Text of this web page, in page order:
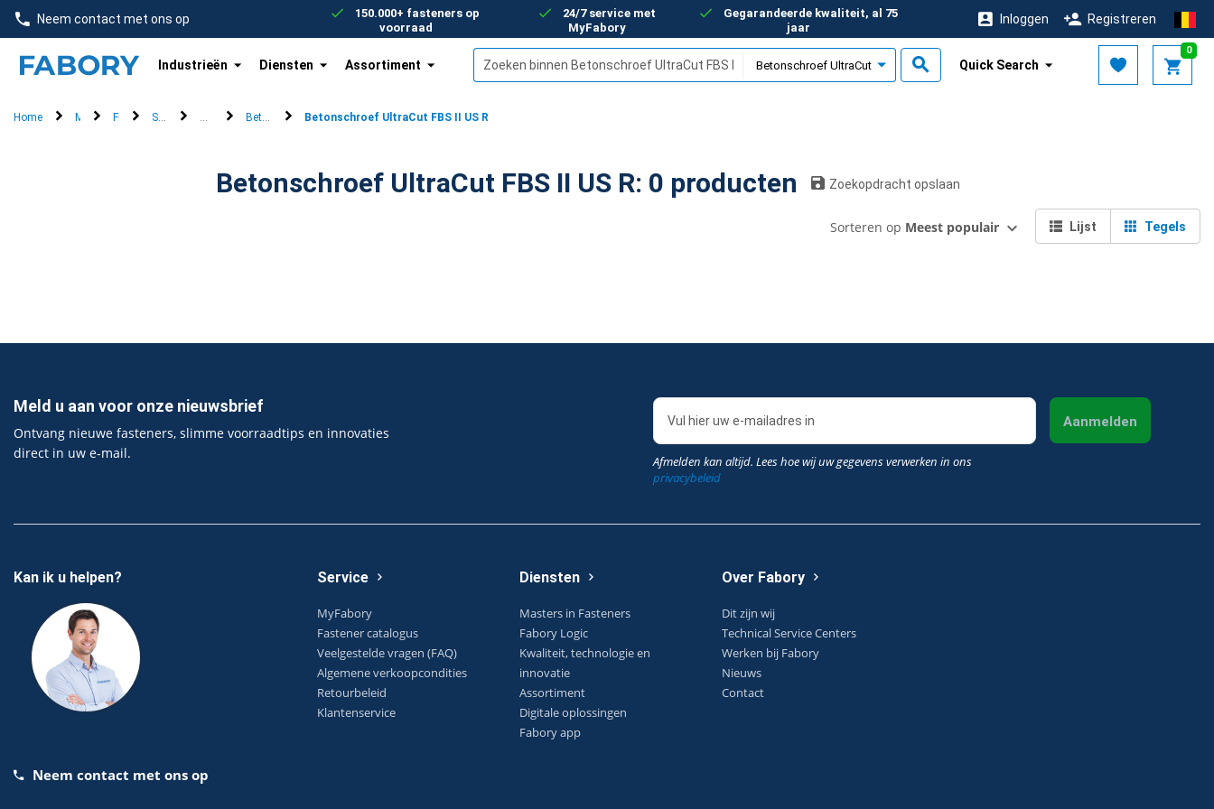
text.skipToContent
text.skipToNavigation
Neem contact met ons op
150.000+ fasteners op
voorraad
24/7 service met
MyFabory
Gegarandeerde kwaliteit, al 75
jaar
Inloggen Registreren
Industrieën Diensten Assortiment
0
Quick Search
Home Merken Fischer Stalen bevestigingen
BetonschroevenBetonschroef UltraCut FBS II 8-14
Betonschroef UltraCut FBS II US R
Betonschroef UltraCut FBS II US R: 0 producten Zoekopdracht opslaan
Tegels
Lijst
Sorteren op Meest populair
Meld u aan voor onze nieuwsbrief
Ontvang nieuwe fasteners, slimme voorraadtips en innovaties
direct in uw e‑mail.
Afmelden kan altijd. Lees hoe wij uw gegevens verwerken in ons
privacybeleid
Aanmelden
Kan ik u helpen?
Neem contact met ons op
Service
MyFabory
Fastener catalogus
Veelgestelde vragen (FAQ)
Algemene verkoopcondities
Retourbeleid
Klantenservice
Diensten
Masters in Fasteners
Fabory Logic
Kwaliteit, technologie en
innovatie
Assortiment
Digitale oplossingen
Fabory app
Over Fabory
Dit zijn wij
Technical Service Centers
Werken bij Fabory
Nieuws
Contact